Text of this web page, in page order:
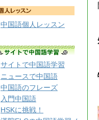
中国語個人レッスン
サイトで中国語学習
ニュースで中国語
中国語のフレーズ
入門中国語
HSKに挑戦！